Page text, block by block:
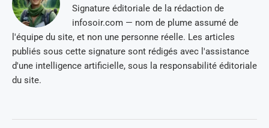
Signature éditoriale de la rédaction de
infosoir.com — nom de plume assumé de
l'équipe du site, et non une personne réelle. Les articles
publiés sous cette signature sont rédigés avec l'assistance
d'une intelligence artificielle, sous la responsabilité éditoriale
du site.